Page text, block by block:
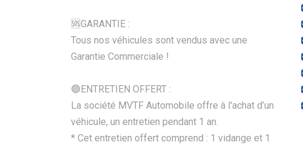
🆘️GARANTIE :
Tous nos véhicules sont vendus avec une
Garantie Commerciale !
🟢ENTRETIEN OFFERT :
La société MVTF Automobile offre à l'achat d’un
véhicule, un entretien pendant 1 an.
* Cet entretien offert comprend : 1 vidange et 1